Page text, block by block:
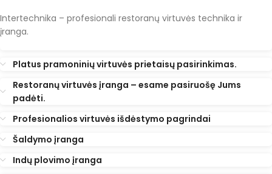
Intertechnika – profesionali restoranų virtuvės technika ir
įranga.
Platus pramoninių virtuvės prietaisų pasirinkimas.
Restoranų virtuvės įranga – esame pasiruošę Jums
padėti.
Profesionalios virtuvės išdėstymo pagrindai
Šaldymo įranga
Indų plovimo įranga